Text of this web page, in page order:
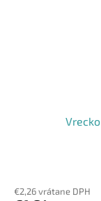
€2,26 vrátane DPH